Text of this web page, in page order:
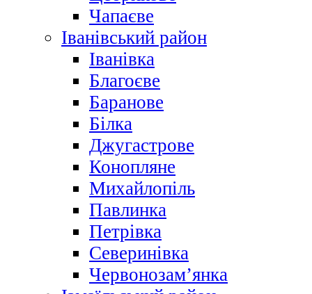
Чапаєве
Іванівський район
Іванівка
Благоєве
Баранове
Білка
Джугастрове
Конопляне
Михайлопіль
Павлинка
Петрівка
Северинівка
Червонозам’янка